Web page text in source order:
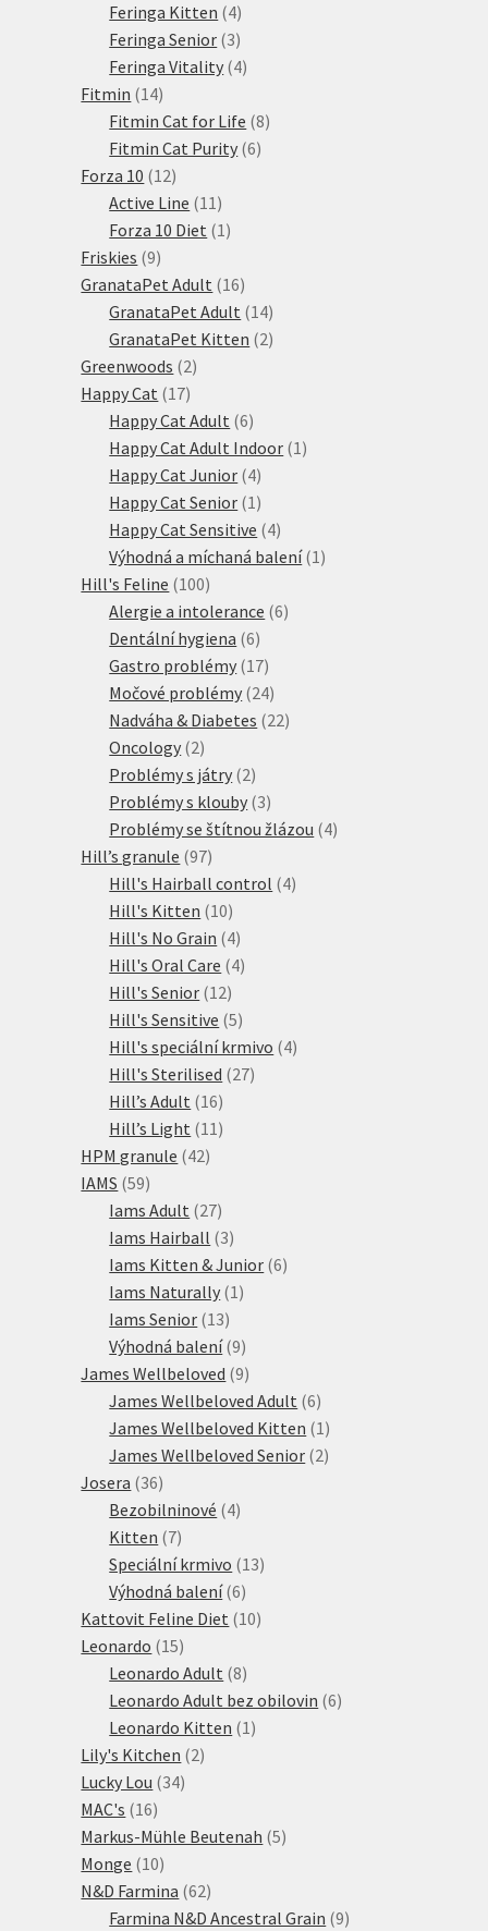
produktů
Feringa Kitten 44
produkty
Feringa Senior 33
produkty
Feringa Vitality 44
Fitmin 1414
produktů
Fitmin Cat for Life 88
Fitmin Cat Purity 66
Forza 10 1212
produktů
Active Line 11 11
produktů
Forza 10 Diet 1 1
Friskies 99
produktů
GranataPet Adult 1616
produktů
GranataPet Adult 1414
produktů
GranataPet Kitten 22
Greenwoods 22
Happy Cat 1717
produktů
Happy Cat Adult 66
produktů
Happy Cat Adult Indoor 1 1
Happy Cat Junior 44
produkty
Happy Cat Senior 1 1
produkt
Happy Cat Sensitive 44
produkty
Výhodná a míchaná balení 1 1
Hill's Feline 100100
produktů
Alergie a intolerance 66
Dentální hygiena 66
produktů
Gastro problémy 1717
produktů
Močové problémy 2424
produktů
Nadváha & Diabetes 2222
Oncology 22
produkty
Problémy s játry 22
produkty
Problémy s klouby 33
produkty
Problémy se štítnou žlázou 44
Hill’s granule 9797
produktů
Hill's Hairball control 44
Hill's Kitten 1010
produktů
Hill's No Grain 44
produkty
Hill's Oral Care 44
Hill's Senior 1212
produktů
Hill's Sensitive 55
produktů
Hill's speciální krmivo 44
Hill's Sterilised 2727
Hill’s Adult 1616
produktů
Hill’s Light 11 11
HPM granule 4242
IAMS 5959
produktů
Iams Adult 2727
produktů
Iams Hairball 33
produkty
Iams Kitten & Junior 66
Iams Naturally 1 1
Iams Senior 1313
produktů
Výhodná balení 99
produktů
James Wellbeloved 99
produktů
James Wellbeloved Adult 66
produktů
James Wellbeloved Kitten 1 1
produkt
James Wellbeloved Senior 22
Josera 3636
produktů
Bezobilninové 44
Kitten 77
produktů
Speciální krmivo 1313
Výhodná balení 66
produktů
Kattovit Feline Diet 1010
Leonardo 1515
produktů
Leonardo Adult 88
produktů
Leonardo Adult bez obilovin 66
Leonardo Kitten 1 1
Lily's Kitchen 22
Lucky Lou 3434
MAC's 1616
produktů
Markus-Mühle Beutenah 55
Monge 1010
produktů
N&D Farmina 6262
produktů
Farmina N&D Ancestral Grain 99